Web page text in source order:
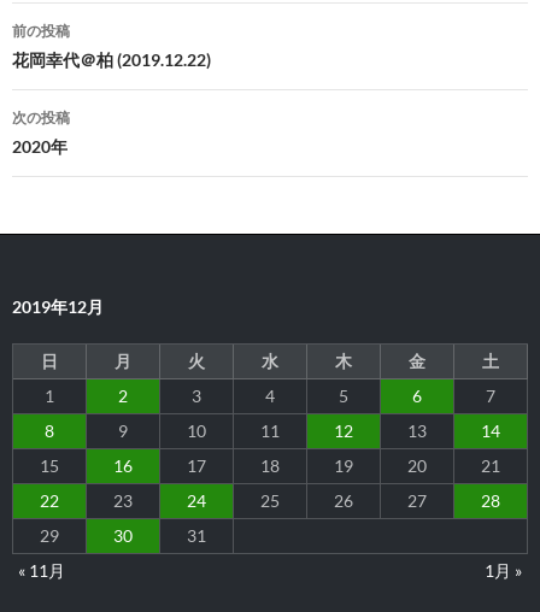
投
稿
ナ
ビ
ゲ
ー
ョ
前の投稿
花岡幸代＠柏 (2019.12.22)
次の投稿
2020年
2019年12月
日 月 火 水 木 金
土
1
2 3 4 5 6
7
8
9 10 11 12 13
14
15
16 17 18 19 20
21
22
23 24 25 26 27
28
29
30
31
« 11月
1月 »